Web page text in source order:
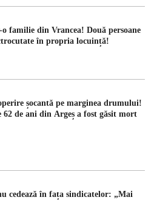
familie din Vrancea! Două persoane
în propria locuință!
șocantă pe marginea drumului!
62 de ani din Argeș a fost găsit mort
cedează în fața sindicatelor: „Mai